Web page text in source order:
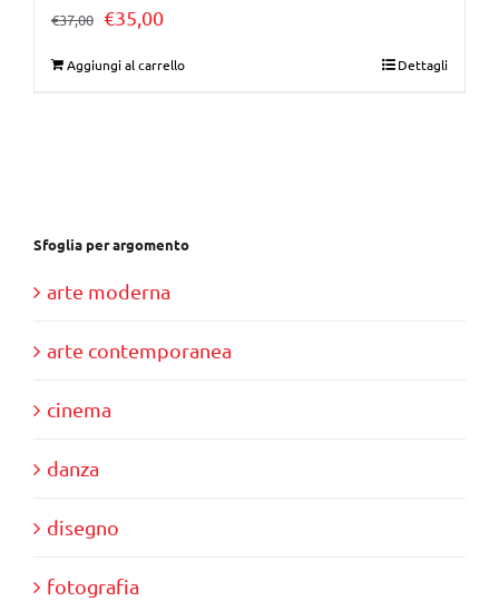
€37,00 Il
€35,00Il
Aggiungi al carrello Dettagli
Sfoglia per argomento
arte moderna
arte contemporanea
cinema
danza
disegno
fotografia